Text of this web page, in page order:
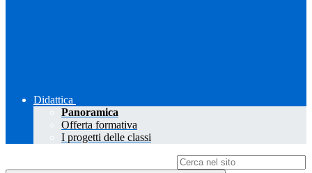
Didattica
Panoramica
Offerta formativa
I progetti delle classi